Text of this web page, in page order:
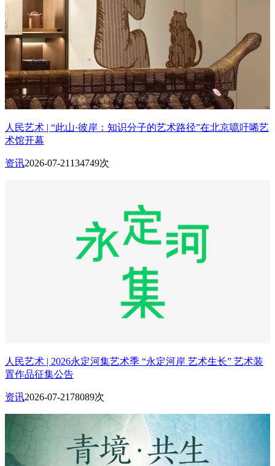
人民艺术 | “此山·彼岸：知识分子的艺术路径”在北京噫吁唏艺
术馆开幕
资讯2026-07-21 134749次
人民艺术 | 2026永定河集艺术季 “永定河岸 艺术生长” 艺术装
置作品征集公告
资讯2026-07-21 78089次